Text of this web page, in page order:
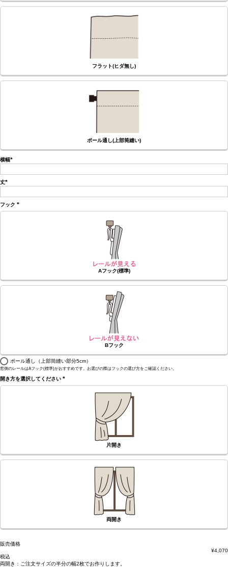
フラット(ヒダ無し)
ポール通し(上部筒縫い)
横幅
須)
丈
須)
フック
(必
Aフック(標準)
Bフック
ポール通し（上部筒縫い部分5cm）
窓側のレールはAフック(標準)がおすすめです。お選びの際はフックの選び方をご確認ください。
開き方を選択してください
(必
片開き
両開き
販売価格
¥4,070
税込
両開き： ご注文サイズの半分の幅2枚でお作りします。